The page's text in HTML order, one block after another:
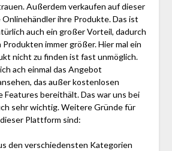
Außerdem verkaufen auf dieser
ihre Produkte. Das ist
auch ein großer Vorteil, dadurch
immer größer. Hier mal ein
nicht zu finden ist fast unmöglich.
ach einmal das Angebot
das außer kostenlosen
Features bereithält. Das war uns bei
sehr wichtig. Weitere Gründe für
Plattform sind:
den verschiedensten Kategorien